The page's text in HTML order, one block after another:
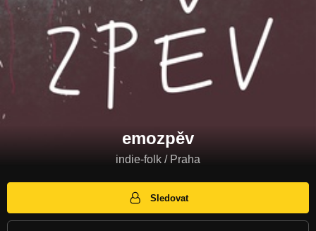
emozpěv
indie-folk / Praha
Sledovat